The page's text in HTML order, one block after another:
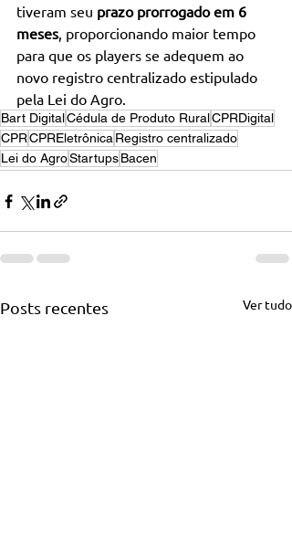
tiveram seu prazo prorrogado em 6
meses, proporcionando maior tempo
para que os players se adequem ao
novo registro centralizado estipulado
pela Lei do Agro.
Bart DigitalCédula de Produto RuralCPRDigital
CPRCPREletrônica Registro centralizado
Lei do AgroStartupsBacen
Posts recentes Ver tudo